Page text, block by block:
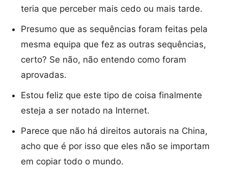
teria que perceber mais cedo ou mais tarde.
Presumo que as sequências foram feitas pela
mesma equipa que fez as outras sequências,
certo? Se não, não entendo como foram
aprovadas.
Estou feliz que este tipo de coisa finalmente
esteja a ser notado na Internet.
Parece que não há direitos autorais na China,
acho que é por isso que eles não se importam
em copiar todo o mundo.